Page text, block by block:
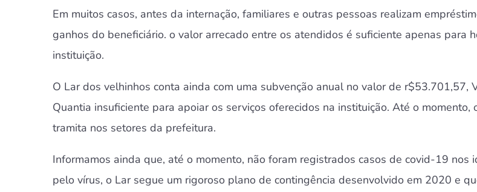
Em muitos casos, antes da internação, familiares e outras pessoas realizam
ganhos do beneficiário. o valor arrecado entre os atendidos é suficiente apenas para
instituição.
O Lar dos velhinhos conta ainda com uma subvenção anual no valor de r$53.701,57,
Quantia insuficiente para apoiar os serviços oferecidos na instituição. Até o momento,
tramita nos setores da prefeitura.
Informamos ainda que, até o momento, não foram registrados casos de covid-19 nos
pelo vírus, o Lar segue um rigoroso plano de contingência desenvolvido em 2020 e